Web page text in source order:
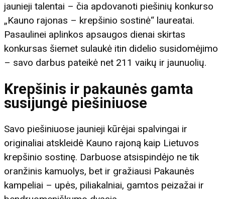
jaunieji talentai – čia apdovanoti piešinių konkurso
„Kauno rajonas – krepšinio sostinė“ laureatai.
Pasaulinei aplinkos apsaugos dienai skirtas
konkursas šiemet sulaukė itin didelio susidomėjimo
– savo darbus pateikė net 211 vaikų ir jaunuolių.
Krepšinis ir pakaunės gamta
susijungė piešiniuose
Savo piešiniuose jaunieji kūrėjai spalvingai ir
originaliai atskleidė Kauno rajoną kaip Lietuvos
krepšinio sostinę. Darbuose atsispindėjo ne tik
oranžinis kamuolys, bet ir gražiausi Pakaunės
kampeliai – upės, piliakalniai, gamtos peizažai ir